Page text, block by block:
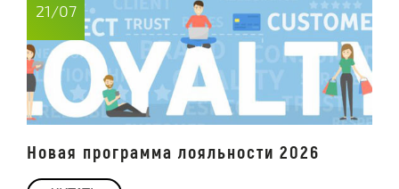
21/07
Новая программа лояльности 2026